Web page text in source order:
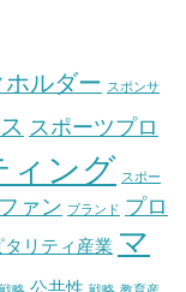
ホルダー スポンサ
スポーツプロ
ィング スポー
ファン ブランド プロ
タリティ産業 マ